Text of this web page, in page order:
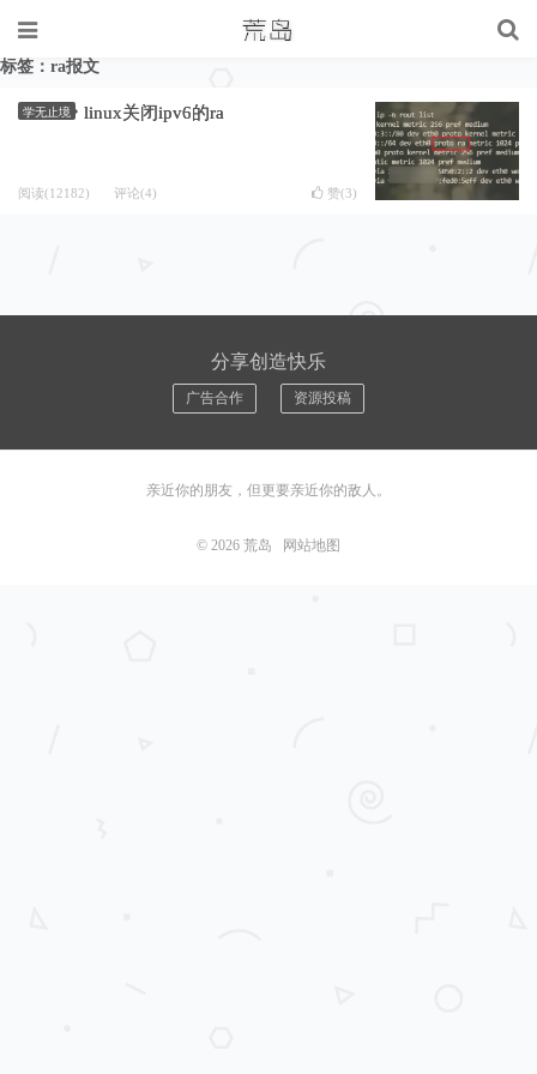
标签：ra报文
学无止境 linux关闭ipv6的ra
阅读(12182) 评论(4) 赞(3)
分享创造快乐
广告合作 资源投稿
亲近你的朋友，但更要亲近你的敌人。
© 2026 荒岛 网站地图